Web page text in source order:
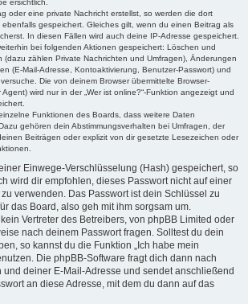
ersichtlich.
oder eine private Nachricht erstellst, so werden die dort
gespeichert. Gleiches gilt, wenn du einen Beitrag als
In diesen Fällen wird auch deine IP-Adresse gespeichert.
bei folgenden Aktionen gespeichert: Löschen und
(dazu zählen Private Nachrichten und Umfragen), Änderungen
(E-Mail-Adresse, Kontoaktivierung, Benutzer-Passwort) und
Die von deinem Browser übermittelte Browser-
wird nur in der „Wer ist online?“-Funktion angezeigt und
Funktionen des Boards, dass weitere Daten
gehören dein Abstimmungsverhalten bei Umfragen, der
Beiträgen oder explizit von dir gesetzte Lesezeichen oder
Einwege-Verschlüsselung (Hash) gespeichert, so
wird dir empfohlen, dieses Passwort nicht auf einer
verwenden. Das Passwort ist dein Schlüssel zu
das Board, also geh mit ihm sorgsam um.
Vertreter des Betreibers, von phpBB Limited oder
nach deinem Passwort fragen. Solltest du dein
so kannst du die Funktion „Ich habe mein
Die phpBB-Software fragt dich dann nach
deiner E-Mail-Adresse und sendet anschließend
an diese Adresse, mit dem du dann auf das